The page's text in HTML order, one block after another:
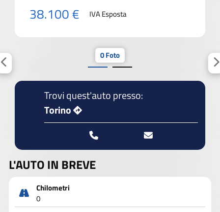
38.100 € IVA Esposta
0 Foto
Trovi quest'auto presso:
Torino
L'AUTO IN BREVE
Chilometri
0